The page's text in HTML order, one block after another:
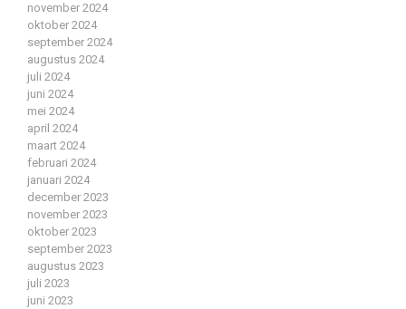
november 2024
oktober 2024
september 2024
augustus 2024
juli 2024
juni 2024
mei 2024
april 2024
maart 2024
februari 2024
januari 2024
december 2023
november 2023
oktober 2023
september 2023
augustus 2023
juli 2023
juni 2023